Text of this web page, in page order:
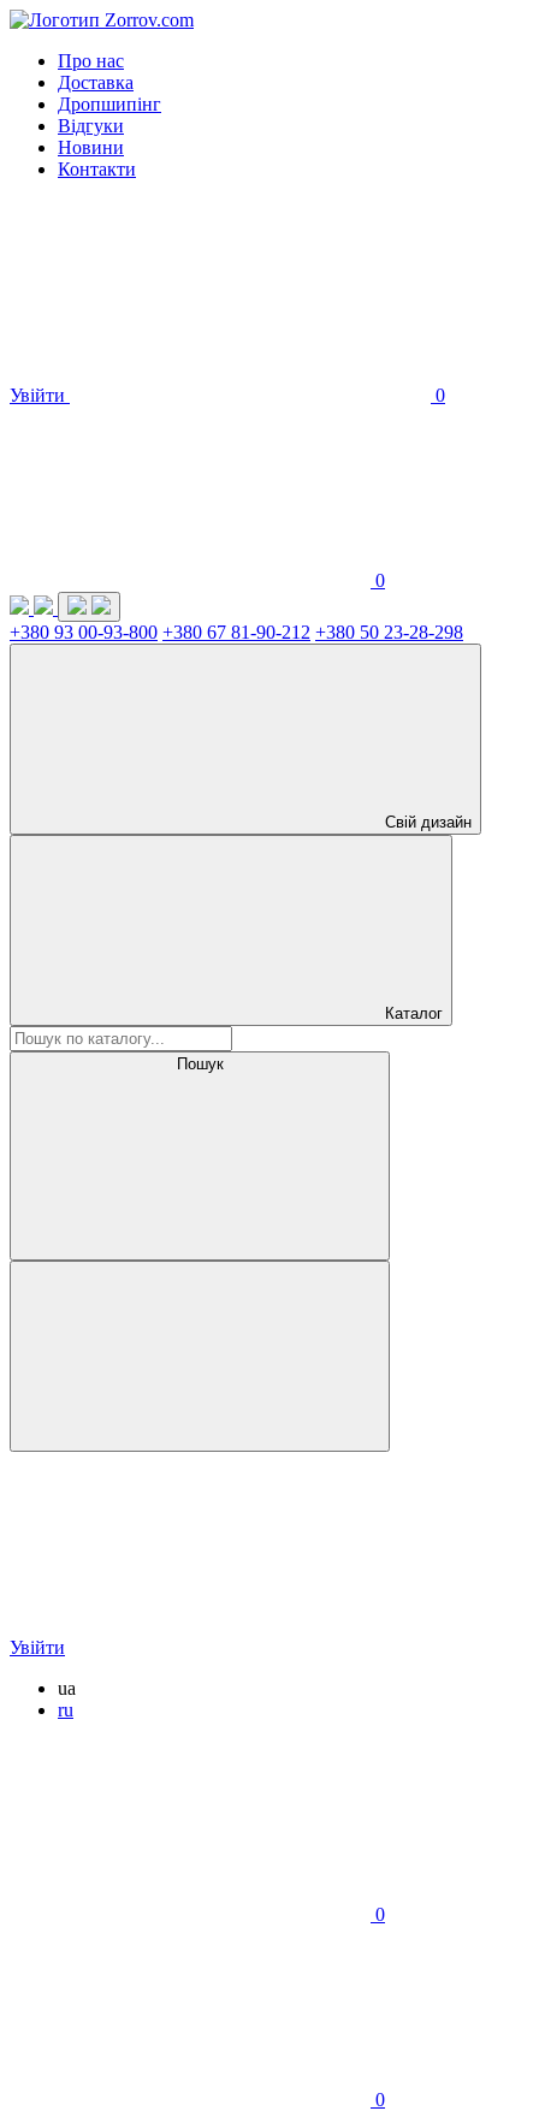
Про нас
Доставка
Дропшипінг
Відгуки
Новини
Контакти
Увійти 0
0
+380 93 00-93-800 +380 67 81-90-212 +380 50 23-28-298
Свій дизайн
Каталог
Пошук
Увійти
ua
ru
0
0